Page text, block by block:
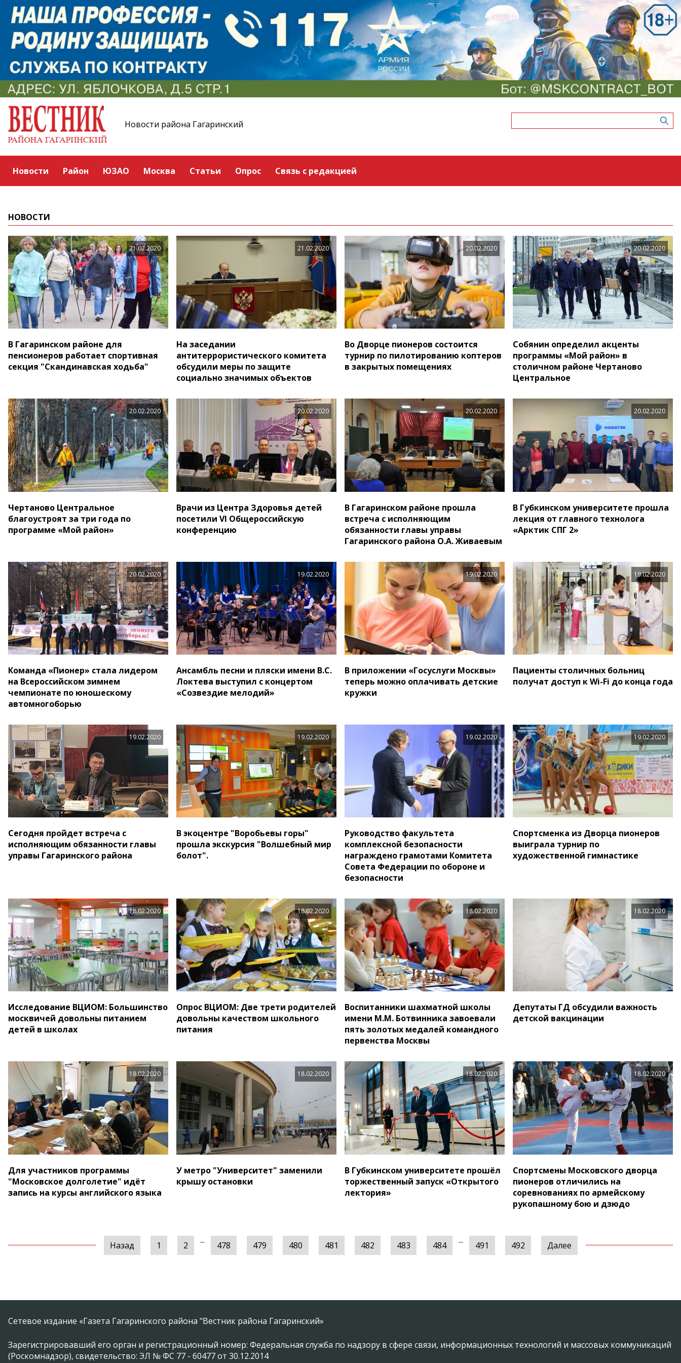
Новости района Гагаринский
Новости Район ЮЗАО Москва Статьи Опрос Связь с редакцией
НОВОСТИ
21.02.2020
В Гагаринском районе для
пенсионеров работает спортивная
секция "Скандинавская ходьба"
21.02.2020
На заседании
антитеррористического комитета
обсудили меры по защите
социально значимых объектов
20.02.2020
Во Дворце пионеров состоится
турнир по пилотированию коптеров
в закрытых помещениях
20.02.2020
Собянин определил акценты
программы «Мой район» в
столичном районе Чертаново
Центральное
20.02.2020
Чертаново Центральное
благоустроят за три года по
программе «Мой район»
20.02.2020
Врачи из Центра Здоровья детей
посетили VI Общероссийскую
конференцию
20.02.2020
В Гагаринском районе прошла
встреча с исполняющим
обязанности главы управы
Гагаринского района О.А. Живаевым
20.02.2020
В Губкинском университете прошла
лекция от главного технолога
«Арктик СПГ 2»
20.02.2020
Команда «Пионер» стала лидером
на Всероссийском зимнем
чемпионате по юношескому
автомногоборью
19.02.2020
Ансамбль песни и пляски имени В.С.
Локтева выступил с концертом
«Созвездие мелодий»
19.02.2020
В приложении «Госуслуги Москвы»
теперь можно оплачивать детские
кружки
19.02.2020
Пациенты столичных больниц
получат доступ к Wi-Fi до конца года
19.02.2020
Сегодня пройдет встреча с
исполняющим обязанности главы
управы Гагаринского района
19.02.2020
В экоцентре "Воробьевы горы"
прошла экскурсия "Волшебный мир
болот".
19.02.2020
Руководство факультета
комплексной безопасности
награждено грамотами Комитета
Совета Федерации по обороне и
безопасности
19.02.2020
Спортсменка из Дворца пионеров
выиграла турнир по
художественной гимнастике
18.02.2020
Исследование ВЦИОМ: Большинство
москвичей довольны питанием
детей в школах
18.02.2020
Опрос ВЦИОМ: Две трети родителей
довольны качеством школьного
питания
18.02.2020
Воспитанники шахматной школы
имени М.М. Ботвинника завоевали
пять золотых медалей командного
первенства Москвы
18.02.2020
Депутаты ГД обсудили важность
детской вакцинации
18.02.2020
Для участников программы
"Московское долголетие" идёт
запись на курсы английского языка
18.02.2020
У метро "Университет" заменили
крышу остановки
18.02.2020
В Губкинском университете прошёл
торжественный запуск «Открытого
лектория»
18.02.2020
Спортсмены Московского дворца
пионеров отличились на
соревнованиях по армейскому
рукопашному бою и дзюдо
Назад 1 2 ... 478 479 480 481 482 483 484 ... 491 492 Далее
Сетевое издание «Газета Гагаринского района "Вестник района Гагаринский»
Зарегистрировавший его орган и регистрационный номер: Федеральная служба по надзору в сфере связи, информационных технологий и массовых коммуникаций
(Роскомнадзор), свидетельство: ЭЛ № ФС 77 - 60477 от 30.12.2014